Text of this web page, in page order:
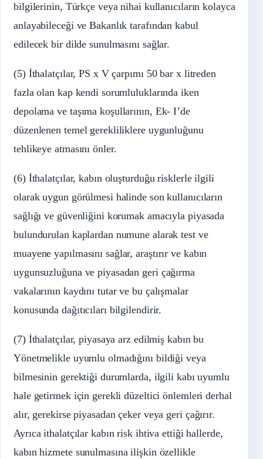
bilgilerinin, Türkçe veya nihai kullanıcıların kolayca
anlayabileceği ve Bakanlık tarafından kabul
edilecek bir dilde sunulmasını sağlar.
(5) İthalatçılar, PS x V çarpımı 50 bar x litreden
fazla olan kap kendi sorumluluklarında iken
depolama ve taşıma koşullarının, Ek- I’de
düzenlenen temel gerekliliklere uygunluğunu
tehlikeye atmasını önler.
(6) İthalatçılar, kabın oluşturduğu risklerle ilgili
olarak uygun görülmesi halinde son kullanıcıların
sağlığı ve güvenliğini korumak amacıyla piyasada
bulundurulan kaplardan numune alarak test ve
muayene yapılmasını sağlar, araştırır ve kabın
uygunsuzluğuna ve piyasadan geri çağırma
vakalarının kaydını tutar ve bu çalışmalar
konusunda dağıtıcıları bilgilendirir.
(7) İthalatçılar, piyasaya arz edilmiş kabın bu
Yönetmelikle uyumlu olmadığını bildiği veya
bilmesinin gerektiği durumlarda, ilgili kabı uyumlu
hale getirmek için gerekli düzeltici önlemleri derhal
alır, gerekirse piyasadan çeker veya geri çağırır.
Ayrıca ithalatçılar kabın risk ihtiva ettiği hallerde,
kabın hizmete sunulmasına ilişkin özellikle